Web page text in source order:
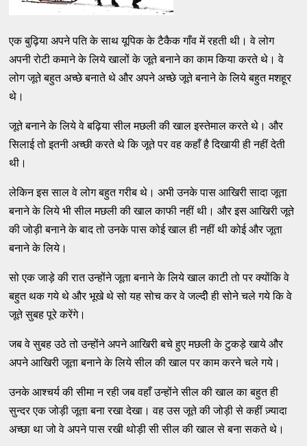
एक बुढ़िया अपने पति के साथ यूपिक के टैकैक गाँव में रहती थी। वे लोग
अपनी रोटी कमाने के लिये खालों के जूते बनाने का काम किया करते थे। वे
लोग जूते बहुत अच्छे बनाते थे और अपने अच्छे जूते बनाने के लिये बहुत मशहूर
थे।
जूते बनाने के लिये वे बढ़िया सील मछली की खाल इस्तेमाल करते थे। और
सिलाई तो इतनी अच्छी करते थे कि जूते पर वह कहाँ है दिखायी ही नहीं देती
थी।
लेकिन इस साल वे लोग बहुत गरीब थे। अभी उनके पास आखिरी सादा जूता
बनाने के लिये भी सील मछली की खाल काफी नहीं थी। और इस आखिरी जूते
की जोड़ी बनाने के बाद तो उनके पास कोई खाल ही नहीं थी कोई और जूता
बनाने के लिये।
सो एक जाड़े की रात उन्होंने जूता बनाने के लिये खाल काटी तो पर क्योंकि वे
बहुत थक गये थे और भूखे थे सो यह सोच कर वे जल्दीे ही सोने चले गये कि वे
जूते सुबह पूरे करेंगे।
जब वे सुबह उठे तो उन्होंने अपने आखिरी बचे हुए मछली के टुकड़े खाये और
अपने आखिरी जूता बनाने के लिये सील की खाल पर काम करने चले गये।
उनके आश्चर्य की सीमा न रही जब वहाँ उन्होंने सील की खाल का बहुत ही
सुन्दर एक जोड़ी जूता बना रखा देखा। वह उस जूते की जोड़ी से कहीं ज़्यादा
अच्छा था जो वे अपने पास रखी थोड़ी सी सील की खाल से बना सकते थे।